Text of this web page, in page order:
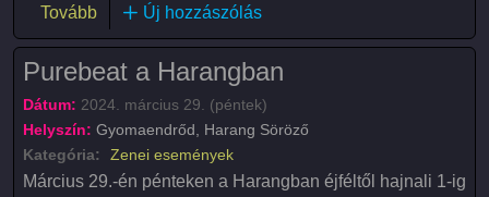
Tovább(Tavaszi havazás - avagy virágzik a nyárfa)
Új hozzászólás
Purebeat a Harangban
Dátum: 2024. március 29. (péntek)
Helyszín: Gyomaendrőd, Harang Söröző
Kategória:
Zenei események
Március 29.-én pénteken a Harangban éjféltől hajnali 1-ig